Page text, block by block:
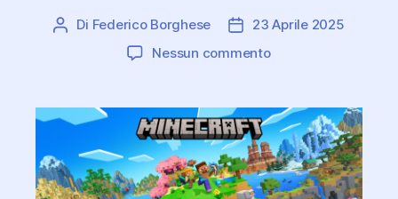
Autore
Di Federico Borghese
Data
dell'articolo
23 Aprile 2025
Nessun commentosu
gioco
che
ha
rivoluzionato
il